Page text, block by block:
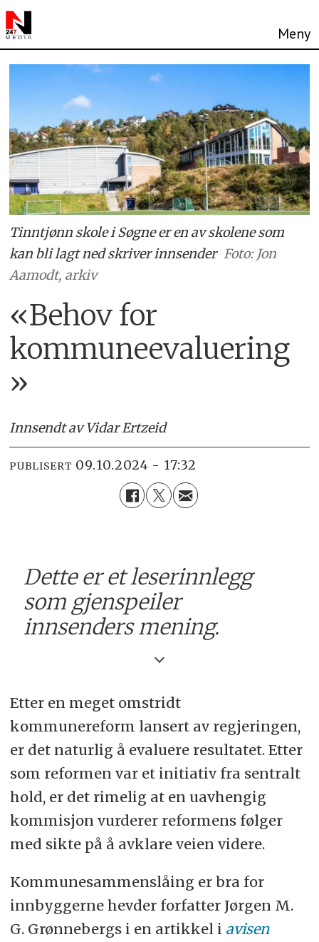
Tinntjønn skole i Søgne er en av skolene som
kan bli lagt ned skriver innsender Foto: Jon
Aamodt, arkiv
«Behov for
kommuneevaluering
»
Innsendt av Vidar Ertzeid
PUBLISERT 09.10.2024 - 17:32
Dette er et leserinnlegg
som gjenspeiler
innsenders mening.
Etter en meget omstridt
kommunereform lansert av regjeringen,
er det naturlig å evaluere resultatet. Etter
som reformen var et initiativ fra sentralt
hold, er det rimelig at en uavhengig
kommisjon vurderer reformens følger
med sikte på å avklare veien videre.
Kommunesammenslåing er bra for
innbyggerne hevder forfatter Jørgen M.
G. Grønnebergs i en artikkel i avisen